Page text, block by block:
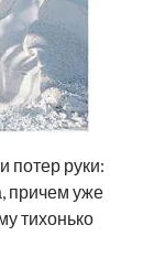
потер руки:
причем уже
тихонько